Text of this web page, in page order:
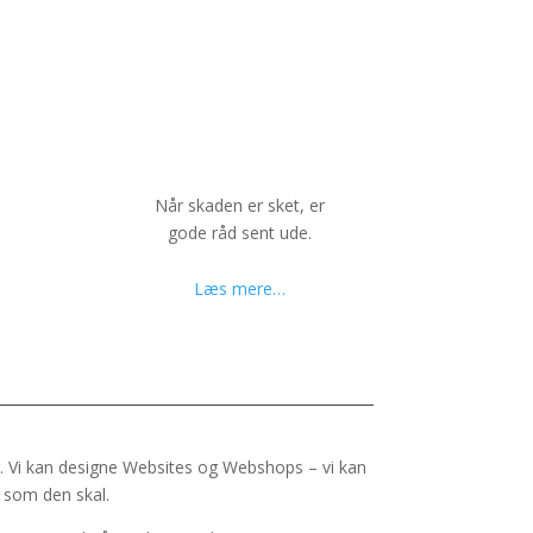
Når skaden er sket, er
gode råd sent ude.
Læs mere…
kan designe Websites og Webshops – vi kan
den skal.